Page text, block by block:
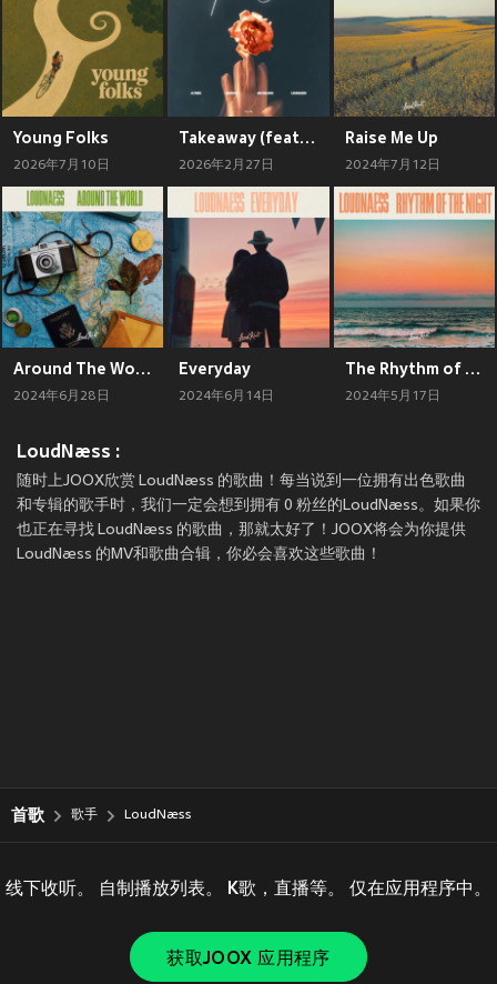
Young Folks
2026年7月10日
Takeaway (feat. LoudNæss)
2026年2月27日
Raise Me Up
2024年7月12日
Around The World
2024年6月28日
Everyday
2024年6月14日
The Rhythm of the Night
2024年5月17日
LoudNæss :
随时上JOOX欣赏 LoudNæss 的歌曲！每当说到一位拥有出色歌曲
和专辑的歌手时，我们一定会想到拥有 0 粉丝的LoudNæss。如果你
也正在寻找 LoudNæss 的歌曲，那就太好了！JOOX将会为你提供
LoudNæss 的MV和歌曲合辑，你必会喜欢这些歌曲！
首歌 歌手 LoudNæss
线下收听。 自制播放列表。 K歌，直播等。 仅在应用程序中。
获取JOOX 应用程序